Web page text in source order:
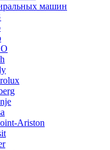
машин
Ariston